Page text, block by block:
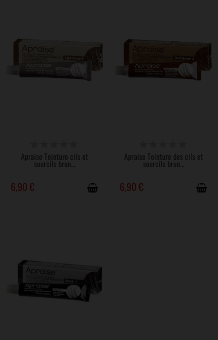
Apraise Teinture cils et
sourcils brun...
6,90 €
Apraise Teinture des cils et
sourcils brun...
6,90 €